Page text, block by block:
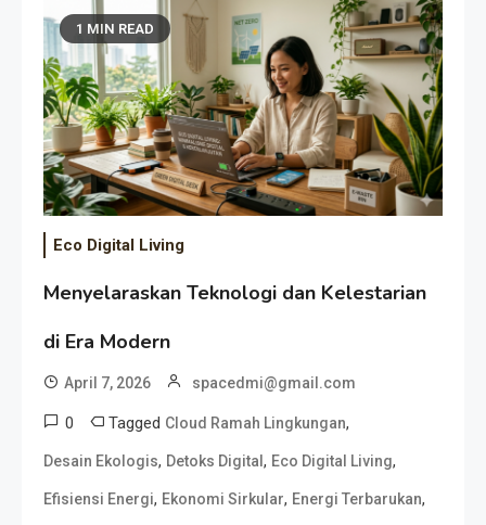
1 MIN READ
Eco Digital Living
Menyelaraskan Teknologi dan Kelestarian
di Era Modern
April 7, 2026 spacedmi@gmail.com
0 Tagged Cloud Ramah Lingkungan,
Desain Ekologis, Detoks Digital , Eco Digital Living,
Efisiensi Energi, Ekonomi Sirkular, Energi Terbarukan,